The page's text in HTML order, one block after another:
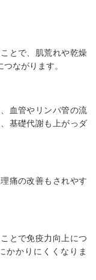
とで、肌荒れや乾燥
ながります。
血管やリンパ管の流
基礎代謝も上がっダ
痛の改善もされやす
とで免疫力向上につ
かかりにくくなりま